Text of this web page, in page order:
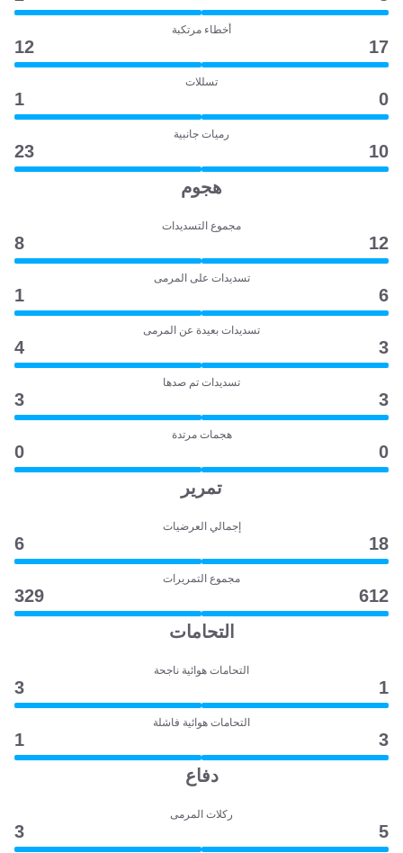
أخطاء مرتكبة
17
12
تسللات
0
1
رميات جانبية
10
23
هجوم
مجموع التسديدات
12
8
تسديدات على المرمى
6
1
تسديدات بعيدة عن المرمى
3
4
تسديدات تم صدها
3
3
هجمات مرتدة
0
0
تمرير
إجمالي العرضيات
18
6
مجموع التمريرات
612
329
التحامات
التحامات هوائية ناجحة
1
3
التحامات هوائية فاشلة
3
1
دفاع
ركلات المرمى
5
3